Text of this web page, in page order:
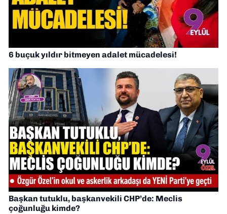
6 buçuk yıldır bitmeyen adalet mücadelesi!
Başkan tutuklu, başkanvekili CHP’de: Meclis
çoğunluğu kimde?